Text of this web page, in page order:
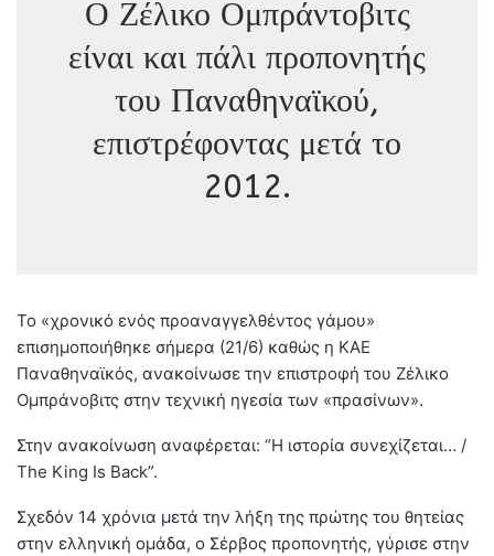
Ο Ζέλικο Ομπράντοβιτς
είναι και πάλι προπονητής
του Παναθηναϊκού,
επιστρέφοντας μετά το
2012.
Το «χρονικό ενός προαναγγελθέντος γάμου»
επισημοποιήθηκε σήμερα (21/6) καθώς η ΚΑΕ
Παναθηναϊκός, ανακοίνωσε την επιστροφή του Ζέλικο
Ομπράνοβιτς στην τεχνική ηγεσία των «πρασίνων».
Στην ανακοίνωση αναφέρεται: “Η ιστορία συνεχίζεται… /
The King Is Back”.
Σχεδόν 14 χρόνια μετά την λήξη της πρώτης του θητείας
στην ελληνική ομάδα, ο Σέρβος προπονητής, γύρισε στην